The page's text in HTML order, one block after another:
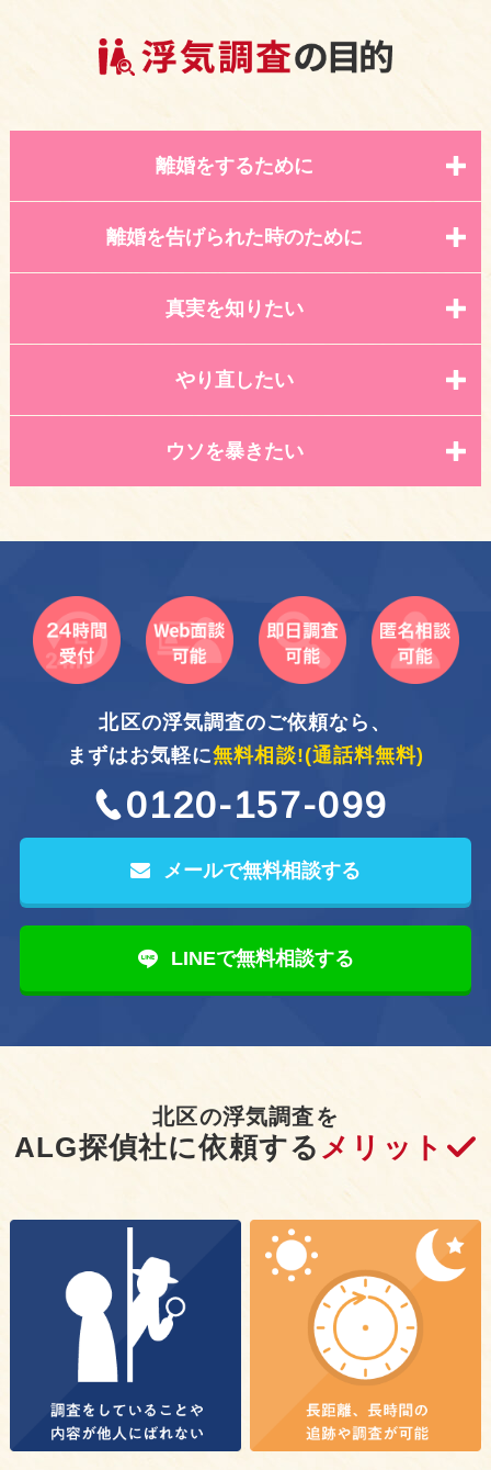
離婚をするために
離婚を告げられた時のために
真実を知りたい
やり直したい
ウソを暴きたい
北区の浮気調査のご依頼なら、
まずはお気軽に無料相談!(通話料無料)
0120-157-099
メールで無料相談する
LINEで無料相談する
北区の浮気調査を
ALG探偵社に依頼する メリット